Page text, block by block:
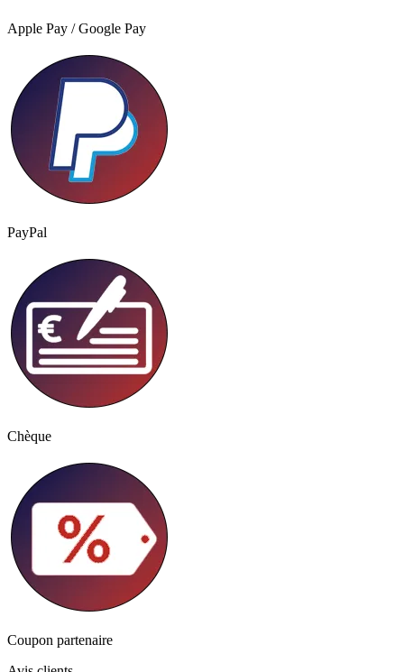
Apple Pay / Google Pay
PayPal
Chèque
Coupon partenaire